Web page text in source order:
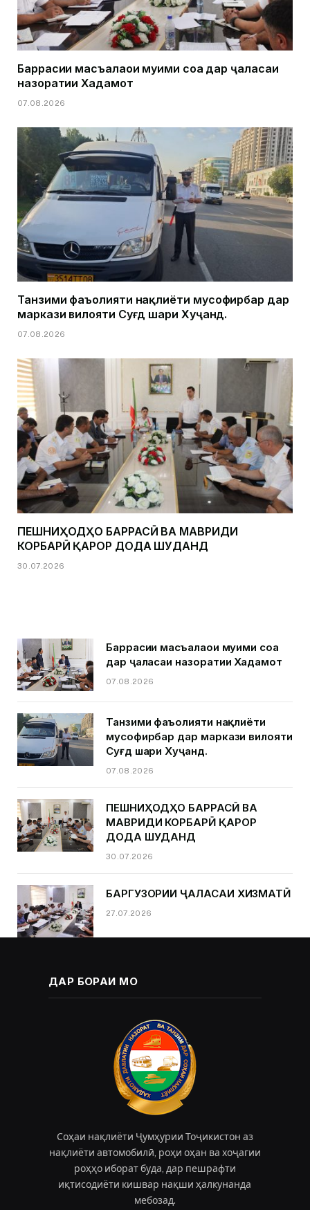
Баррасии масъалаҳои муҳими соҳа дар ҷаласаи
назоратии Хадамот
07.08.2026
Танзими фаъолияти нақлиёти мусофирбар дар
маркази вилояти Суғд шаҳри Хуҷанд.
07.08.2026
ПЕШНИҲОДҲО БАРРАСӢ ВА МАВРИДИ
КОРБАРӢ ҚАРОР ДОДА ШУДАНД
30.07.2026
Баррасии масъалаҳои муҳими соҳа
дар ҷаласаи назоратии Хадамот
07.08.2026
Танзими фаъолияти нақлиёти
мусофирбар дар маркази вилояти
Суғд шаҳри Хуҷанд.
07.08.2026
ПЕШНИҲОДҲО БАРРАСӢ ВА
МАВРИДИ КОРБАРӢ ҚАРОР
ДОДА ШУДАНД
30.07.2026
БАРГУЗОРИИ ҶАЛАСАИ ХИЗМАТӢ
27.07.2026
ДАР БОРАИ МО
Соҳаи нақлиёти Ҷумҳурии Тоҷикистон аз
нақлиёти автомобилӣ, роҳи оҳан ва хоҷагии
роҳҳо иборат буда, дар пешрафти
иқтисодиёти кишвар нақши ҳалкунанда
мебозад.